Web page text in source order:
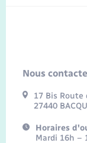
Nous
17 Bis Route
27440
Horaires
Mardi 16h –